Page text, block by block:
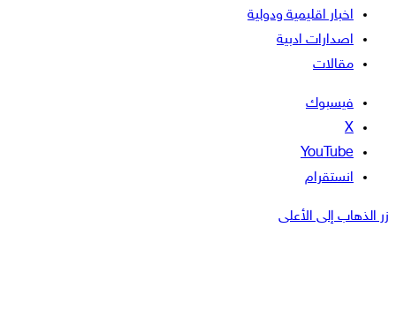
اخبار اقليمية ودولية
اصدارات ادبية
مقالات
فيسبوك
‫X
‫YouTube
انستقرام
زر الذهاب إلى الأعلى